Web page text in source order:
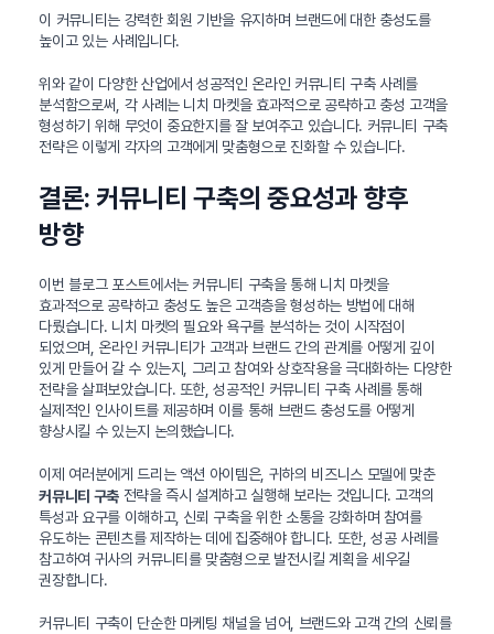
이 커뮤니티는 강력한 회원 기반을 유지하며 브랜드에 대한 충성도를
높이고 있는 사례입니다.
위와 같이 다양한 산업에서 성공적인 온라인 커뮤니티 구축 사례를
분석함으로써, 각 사례는 니치 마켓을 효과적으로 공략하고 충성 고객을
형성하기 위해 무엇이 중요한지를 잘 보여주고 있습니다. 커뮤니티 구축
전략은 이렇게 각자의 고객에게 맞춤형으로 진화할 수 있습니다.
결론: 커뮤니티 구축의 중요성과 향후
방향
이번 블로그 포스트에서는 커뮤니티 구축을 통해 니치 마켓을
효과적으로 공략하고 충성도 높은 고객층을 형성하는 방법에 대해
다뤘습니다. 니치 마켓의 필요와 욕구를 분석하는 것이 시작점이
되었으며, 온라인 커뮤니티가 고객과 브랜드 간의 관계를 어떻게 깊이
있게 만들어 갈 수 있는지, 그리고 참여와 상호작용을 극대화하는 다양한
전략을 살펴보았습니다. 또한, 성공적인 커뮤니티 구축 사례를 통해
실제적인 인사이트를 제공하며 이를 통해 브랜드 충성도를 어떻게
향상시킬 수 있는지 논의했습니다.
이제 여러분에게 드리는 액션 아이템은, 귀하의 비즈니스 모델에 맞춘
커뮤니티 구축전략을 즉시 설계하고 실행해 보라는 것입니다. 고객의
특성과 요구를 이해하고, 신뢰 구축을 위한 소통을 강화하며 참여를
유도하는 콘텐츠를 제작하는 데에 집중해야 합니다. 또한, 성공 사례를
참고하여 귀사의 커뮤니티를 맞춤형으로 발전시킬 계획을 세우길
권장합니다.
커뮤니티 구축이 단순한 마케팅 채널을 넘어, 브랜드와 고객 간의 신뢰를